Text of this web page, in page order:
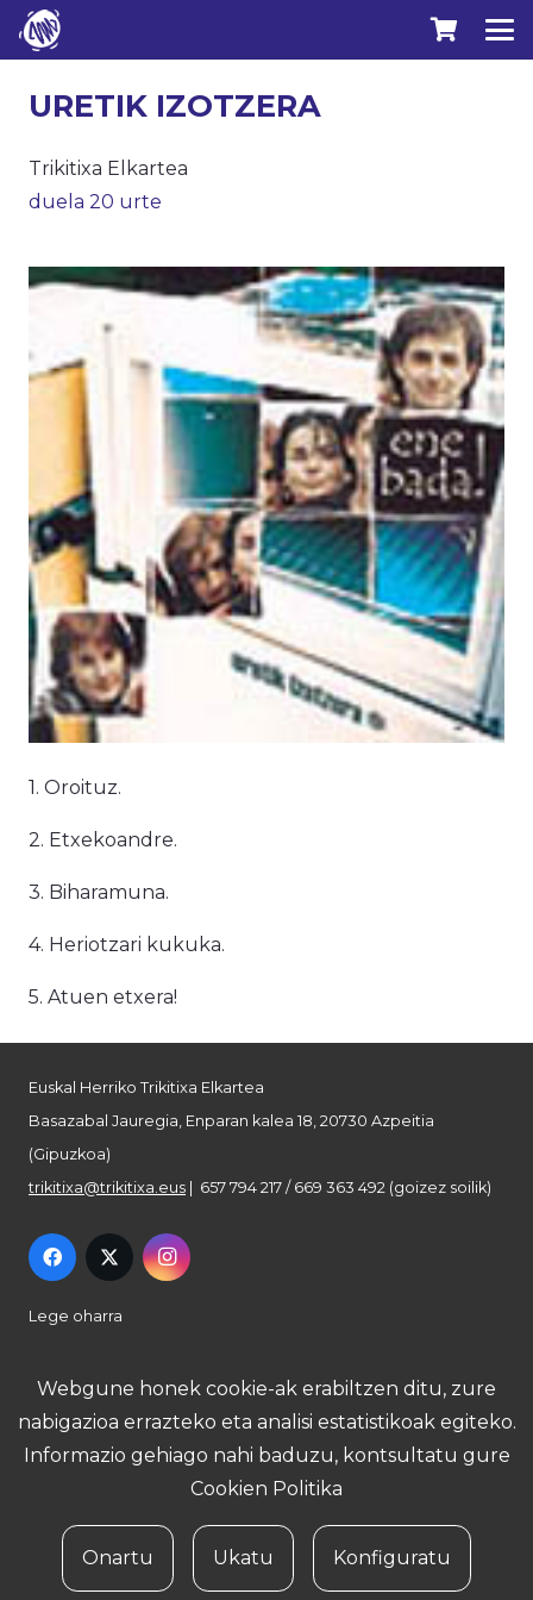
URETIK IZOTZERA
Trikitixa Elkartea
duela 20 urte
1. Oroituz.
2. Etxekoandre.
3. Biharamuna.
4. Heriotzari kukuka.
5. Atuen etxera!
Euskal Herriko Trikitixa Elkartea
Basazabal Jauregia, Enparan kalea 18, 20730 Azpeitia
(Gipuzkoa)
trikitixa@trikitixa.eus | 657 794 217 / 669 363 492 (goizez soilik)
Lege oharra
Pribatutasun politika
Webgune honek cookie-ak erabiltzen ditu, zure
nabigazioa errazteko eta analisi estatistikoak egiteko.
Informazio gehiago nahi baduzu, kontsultatu gure
Cookien Politika
Onartu Ukatu Konfiguratu